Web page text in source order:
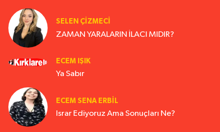
SELEN ÇİZMECİ
ZAMAN YARALARIN İLACI MIDIR?
ECEM IŞIK
Ya Sabır
ECEM SENA ERBIL
Israr Ediyoruz Ama Sonuçları Ne?